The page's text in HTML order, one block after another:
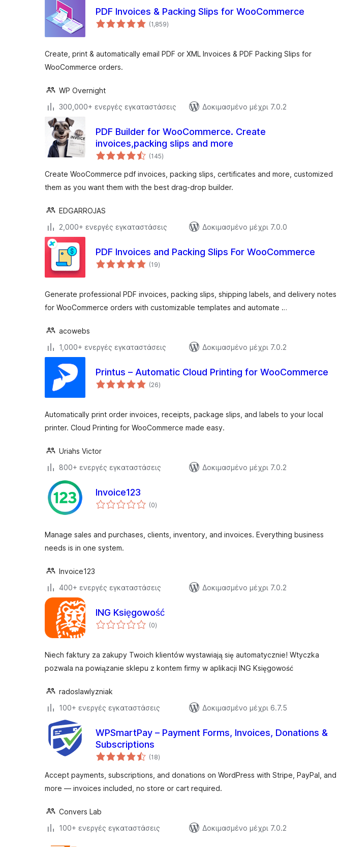
PDF Invoices & Packing Slips for WooCommerce
(1,859αξιολογήσεις
σύνολο
)
Create, print & automatically email PDF or XML Invoices & PDF Packing Slips for
WooCommerce orders.
WP Overnight
300,000+ ενεργές εγκαταστάσεις
Δοκιμασμένο μέχρι 7.0.2
PDF Builder for WooCommerce. Create
invoices,packing slips and more
(145αξιολογήσεις
σύνολο
)
Create WooCommerce pdf invoices, packing slips, certificates and more, customized
them as you want them with the best drag-drop builder.
EDGARROJAS
2,000+ ενεργές εγκαταστάσεις
Δοκιμασμένο μέχρι 7.0.0
PDF Invoices and Packing Slips For WooCommerce
(19αξιολογήσεις
σύνολο
)
Generate professional PDF invoices, packing slips, shipping labels, and delivery notes
for WooCommerce orders with customizable templates and automate …
acowebs
1,000+ ενεργές εγκαταστάσεις
Δοκιμασμένο μέχρι 7.0.2
Printus – Automatic Cloud Printing for WooCommerce
(26αξιολογήσεις
σύνολο
)
Automatically print order invoices, receipts, package slips, and labels to your local
printer. Cloud Printing for WooCommerce made easy.
Uriahs Victor
800+ ενεργές εγκαταστάσεις
Δοκιμασμένο μέχρι 7.0.2
Invoice123
(0αξιολογήσεις
σύνολο
)
Manage sales and purchases, clients, inventory, and invoices. Everything business
needs is in one system.
Invoice123
400+ ενεργές εγκαταστάσεις
Δοκιμασμένο μέχρι 7.0.2
ING Księgowość
(0αξιολογήσεις
σύνολο
)
Niech faktury za zakupy Twoich klientów wystawiają się automatycznie! Wtyczka
pozwala na powiązanie sklepu z kontem firmy w aplikacji ING Księgowość
radoslawlyzniak
100+ ενεργές εγκαταστάσεις
Δοκιμασμένο μέχρι 6.7.5
WPSmartPay – Payment Forms, Invoices, Donations &
Subscriptions
(18αξιολογήσεις
σύνολο
)
Accept payments, subscriptions, and donations on WordPress with Stripe, PayPal, and
more — invoices included, no store or cart required.
Convers Lab
100+ ενεργές εγκαταστάσεις
Δοκιμασμένο μέχρι 7.0.2